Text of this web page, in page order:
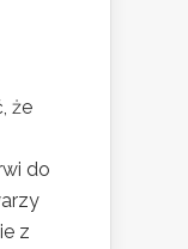
że
do
z